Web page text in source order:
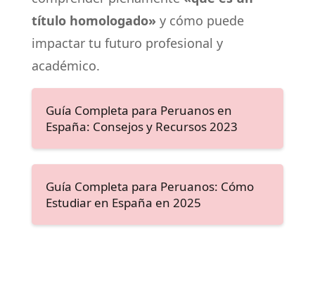
título homologado» y cómo puede
impactar tu futuro profesional y
académico.
Guía Completa para Peruanos en
España: Consejos y Recursos 2023
Guía Completa para Peruanos: Cómo
Estudiar en España en 2025